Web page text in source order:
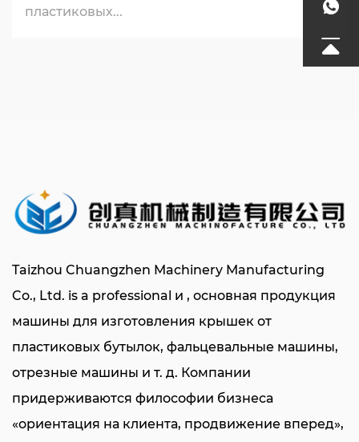
пластиковых...
Taizhou Chuangzhen Machinery Manufacturing
Co., Ltd. is a professional и , основная продукция
машины для изготовления крышек от
пластиковых бутылок, фальцевальные машины,
отрезные машины и т. д. Компании
придерживаются философии бизнеса
«ориентация на клиента, продвижение вперед»,